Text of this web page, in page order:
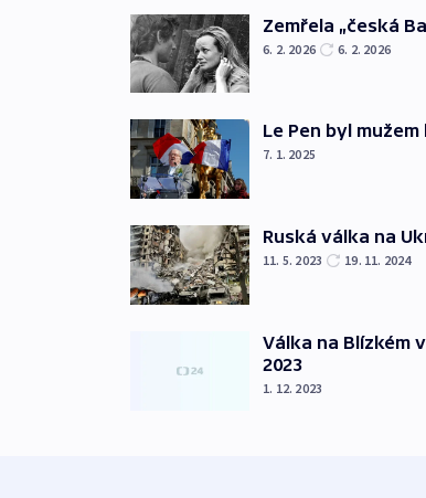
Zemřela „česká
6. 2. 2026 6. 2. 2026
Le Pen byl
7. 1. 2025
Ruská válka na
11. 5. 2023 19. 11. 2024
Válka na Blízkém
2023
1. 12. 2023